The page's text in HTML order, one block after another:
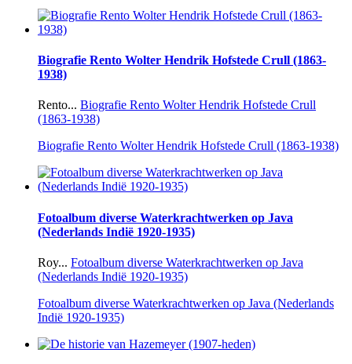
Biografie Rento Wolter Hendrik Hofstede Crull (1863-
1938)
Rento... Biografie Rento Wolter Hendrik Hofstede Crull
(1863-1938)
Biografie Rento Wolter Hendrik Hofstede Crull (1863-1938)
Fotoalbum diverse Waterkrachtwerken op Java
(Nederlands Indië 1920-1935)
Roy... Fotoalbum diverse Waterkrachtwerken op Java
(Nederlands Indië 1920-1935)
Fotoalbum diverse Waterkrachtwerken op Java (Nederlands
Indië 1920-1935)